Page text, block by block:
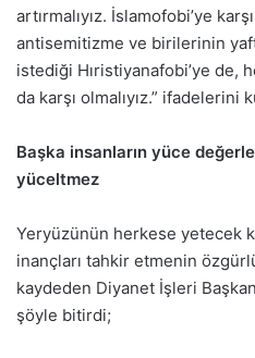
artırmalıyız. İslamofobi’ye karşı
antisemitizme ve birilerinin
istediği Hıristiyanafobi’ye de,
da karşı olmalıyız.” ifadelerini
Başka insanların yüce
yüceltmez
Yeryüzünün herkese yetecek
inançları tahkir etmenin
kaydeden Diyanet İşleri
şöyle bitirdi;